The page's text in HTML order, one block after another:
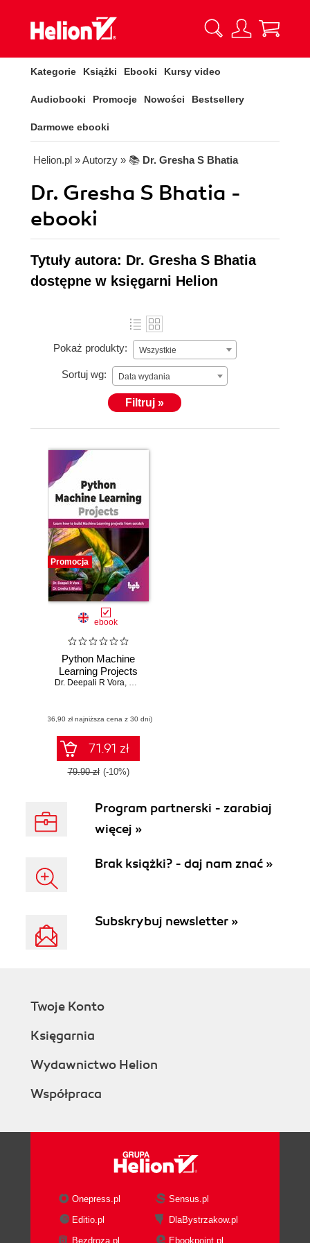
Kategorie Książki Ebooki Kursy video
Audiobooki Promocje Nowości Bestsellery
Darmowe ebooki
Helion.pl » Autorzy » 📚 Dr. Gresha S Bhatia
Dr. Gresha S Bhatia -
ebooki
Tytuły autora: Dr. Gresha S Bhatia
dostępne w księgarni Helion
Pokaż produkty: Wszystkie
Sortuj wg: Data wydania
Filtruj »
Promocja
ebook
Python Machine
Learning Projects
Dr. Deepali R Vora, Dr. Gresha S Bhatia
(36,90 zł najniższa cena z 30 dni)
71.91 zł
79.90 zł (-10%)
Program partnerski - zarabiaj
więcej »
Brak książki? - daj nam znać »
Subskrybuj newsletter »
Twoje Konto
Księgarnia
Wydawnictwo Helion
Współpraca
Onepress.pl
Sensus.pl
Editio.pl
DlaBystrzakow.pl
Bezdroza.pl
Ebookpoint.pl